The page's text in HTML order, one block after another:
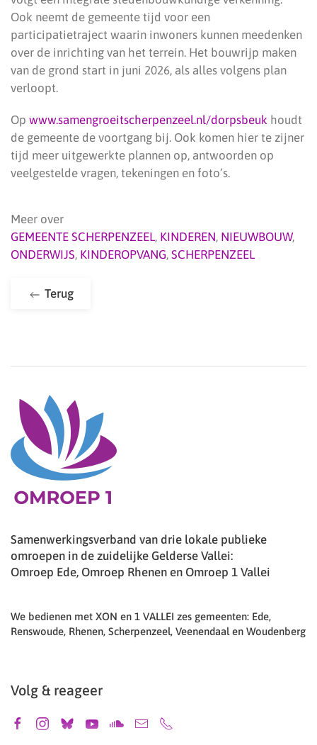
Ook neemt de gemeente tijd voor een
participatietraject waarin inwoners kunnen meedenken
over de inrichting van het terrein. Het bouwrijp maken
van de grond start in juni 2026, als alles volgens plan
verloopt.
Op www.samengroeitscherpenzeel.nl/dorpsbeuk houdt
de gemeente de voortgang bij. Ook komen hier te zijner
tijd meer uitgewerkte plannen op, antwoorden op
veelgestelde vragen, tekeningen en foto’s.
Meer over
GEMEENTE SCHERPENZEEL, KINDEREN, NIEUWBOUW,
ONDERWIJS, KINDEROPVANG, SCHERPENZEEL
Terug
Samenwerkingsverband van drie lokale publieke
omroepen in de zuidelijke Gelderse Vallei:
Omroep Ede, Omroep Rhenen en Omroep 1 Vallei
We bedienen met XON en 1 VALLEI zes gemeenten: Ede,
Renswoude, Rhenen, Scherpenzeel, Veenendaal en Woudenberg
Volg & reageer